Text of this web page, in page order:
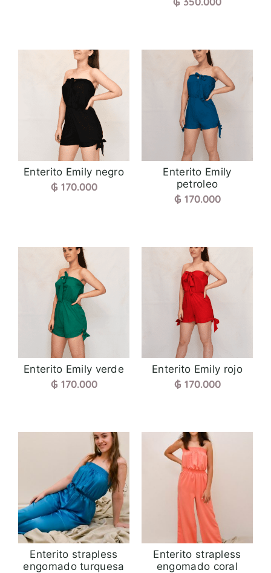
Enterito Emily negro
₲ 170.000
Enterito Emily
petroleo
₲ 170.000
Enterito Emily verde
₲ 170.000
Enterito Emily rojo
₲ 170.000
Enterito strapless
engomado turquesa
Enterito strapless
engomado coral